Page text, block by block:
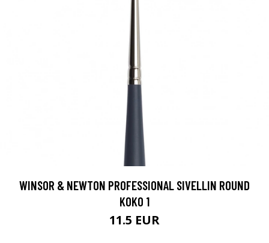
WINSOR & NEWTON PROFESSIONAL SIVELLIN ROUND
KOKO 1
11.5 EUR